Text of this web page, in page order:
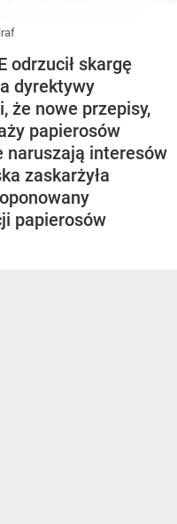
odrzucił skargę
dyrektywy
że nowe przepisy,
papierosów
naruszają interesów
zaskarżyła
papierosów